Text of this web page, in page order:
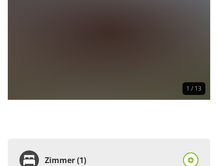
1 / 13
Zimmer (1)